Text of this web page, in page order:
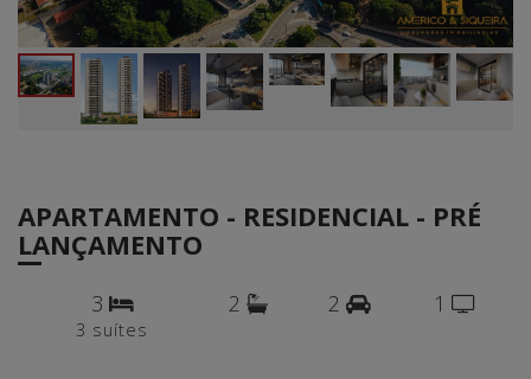
APARTAMENTO - RESIDENCIAL - PRÉ
LANÇAMENTO
3
3 suítes
2 2 1